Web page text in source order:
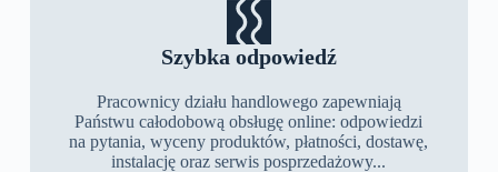
Szybka odpowiedź
Pracownicy działu handlowego zapewniają
Państwu całodobową obsługę online: odpowiedzi
na pytania, wyceny produktów, płatności, dostawę,
instalację oraz serwis posprzedażowy...